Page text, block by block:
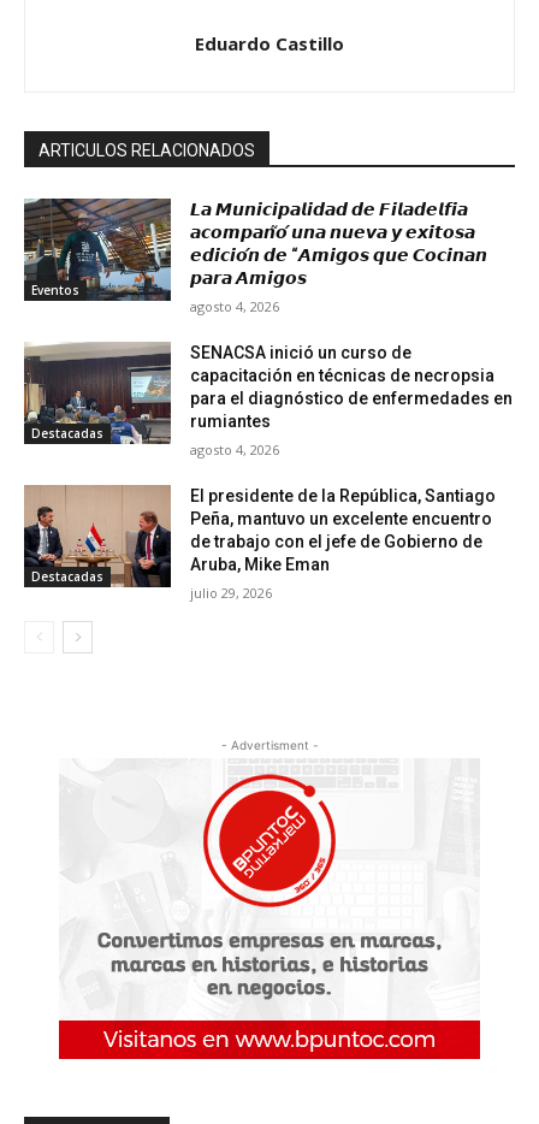
Eduardo Castillo
ARTICULOS RELACIONADOS
Eventos
𝙇𝙖 𝙈𝙪𝙣𝙞𝙘𝙞𝙥𝙖𝙡𝙞𝙙𝙖𝙙 𝙙𝙚 𝙁𝙞𝙡𝙖𝙙𝙚𝙡𝙛𝙞𝙖
𝙖𝙘𝙤𝙢𝙥𝙖𝙣̃𝙤́ 𝙪𝙣𝙖 𝙣𝙪𝙚𝙫𝙖 𝙮 𝙚𝙭𝙞𝙩𝙤𝙨𝙖
𝙚𝙙𝙞𝙘𝙞𝙤́𝙣 𝙙𝙚 “𝘼𝙢𝙞𝙜𝙤𝙨 𝙦𝙪𝙚 𝘾𝙤𝙘𝙞𝙣𝙖𝙣
𝙥𝙖𝙧𝙖 𝘼𝙢𝙞𝙜𝙤𝙨
agosto 4, 2026
Destacadas
SENACSA inició un curso de
capacitación en técnicas de necropsia
para el diagnóstico de enfermedades en
rumiantes
agosto 4, 2026
Destacadas
El presidente de la República, Santiago
Peña, mantuvo un excelente encuentro
de trabajo con el jefe de Gobierno de
Aruba, Mike Eman
julio 29, 2026
- Advertisment -